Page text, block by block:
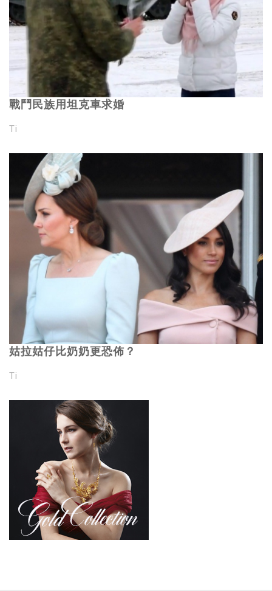
戰鬥民族用坦克車求婚
Ti
姑拉姑仔比奶奶更恐佈？
Ti